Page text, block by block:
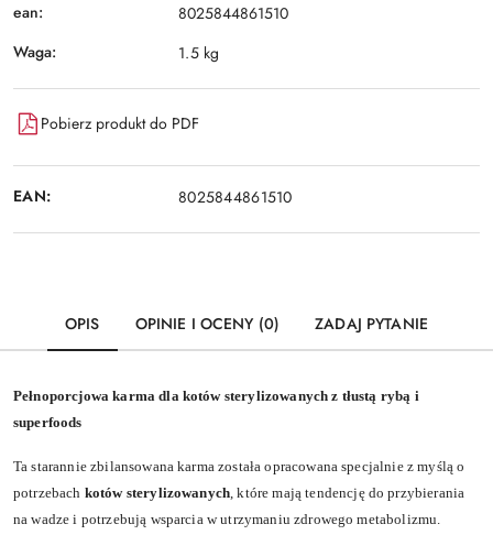
ean:
8025844861510
Waga:
1.5 kg
Pobierz produkt do PDF
EAN: 8025844861510
OPIS OPINIE I OCENY (0) ZADAJ PYTANIE
Pełnoporcjowa karma dla kotów sterylizowanych z tłustą rybą i
superfoods
Ta starannie zbilansowana karma została opracowana specjalnie z myślą o
potrzebach kotów sterylizowanych , które mają tendencję do przybierania
na wadze i potrzebują wsparcia w utrzymaniu zdrowego metabolizmu.